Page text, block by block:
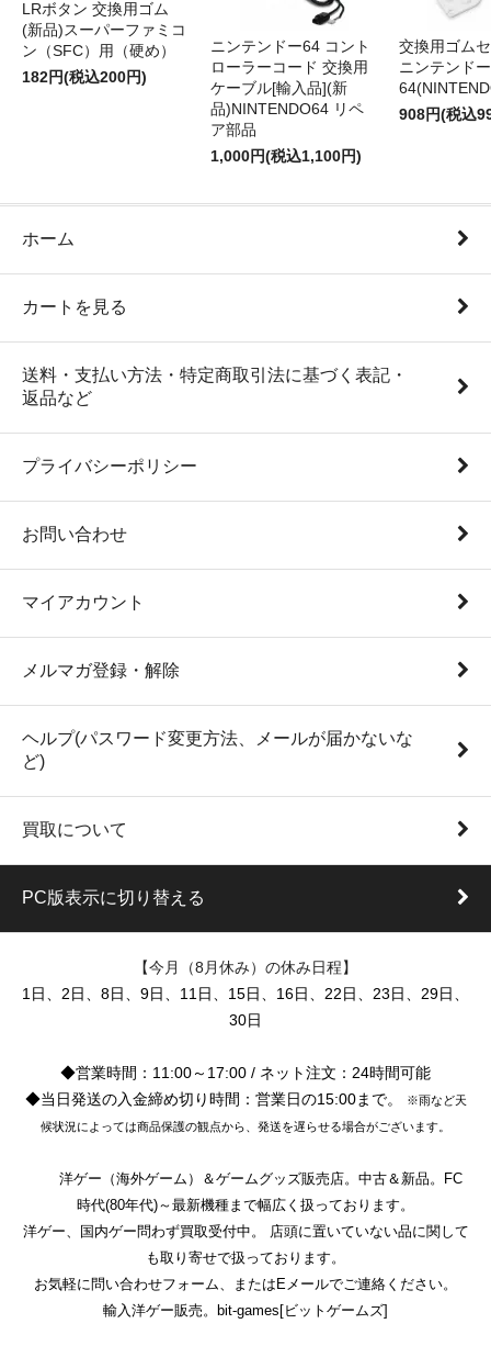
LRボタン 交換用ゴム
(新品)スーパーファミコ
ン（SFC）用（硬め）
182円(税込200円)
ニンテンドー64 コント
ローラーコード 交換用
ケーブル[輸入品](新
品)NINTENDO64 リペ
ア部品
1,000円(税込1,100円)
交換用ゴム
ニンテンドー
908円(税込
ホーム
カートを見る
送料・支払い方法・特定商取引法に基づく表記・
返品など
プライバシーポリシー
お問い合わせ
マイアカウント
メルマガ登録・解除
ヘルプ(パスワード変更方法、メールが届かないな
ど)
買取について
PC版表示に切り替える
【今月（8月休み）の休み日程】
1日、2日、8日、9日、11日、15日、16日、22日、23日、29日、
30日
◆営業時間：11:00～17:00 / ネット注文：24時間可能
◆当日発送の入金締め切り時間：営業日の15:00まで。
※雨など天
候状況によっては商品保護の観点から、発送を遅らせる場合がございます。
洋ゲー（海外ゲーム）＆ゲームグッズ販売店。中古＆新品。FC
時代(80年代)～最新機種まで幅広く扱っております。
洋ゲー、国内ゲー問わず買取受付中。 店頭に置いていない品に関して
も取り寄せで扱っております。
お気軽に問い合わせフォーム、またはEメールでご連絡ください。
輸入洋ゲー販売。bit-games[ビットゲームズ]